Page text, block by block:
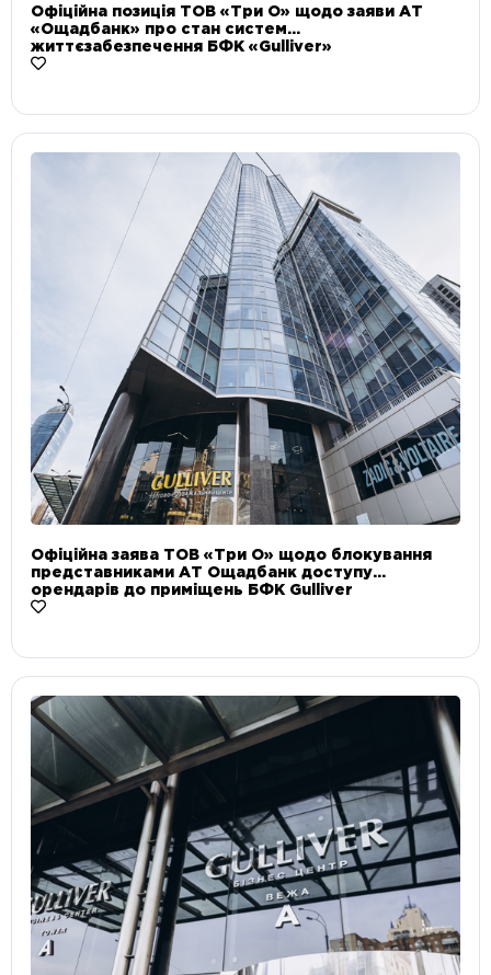
Офіційна позиція ТОВ «Три О» щодо заяви АТ
«Ощадбанк» про стан систем
життєзабезпечення БФК «Gulliver»
Офіційна заява ТОВ «Три О» щодо блокування
представниками АТ Ощадбанк доступу
орендарів до приміщень БФК Gulliver